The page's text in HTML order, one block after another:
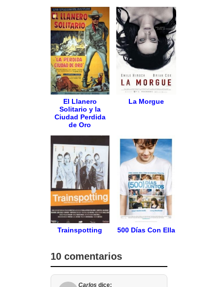
El Llanero
Solitario y la
Ciudad Perdida
de Oro
La Morgue
Trainspotting 500 Días Con Ella
10 comentarios
Carlos dice: